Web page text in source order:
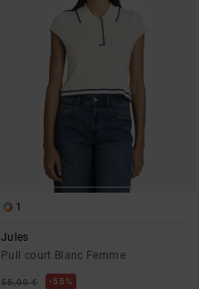
1
Jules
Pull court Blanc Femme
55,00 € 55%